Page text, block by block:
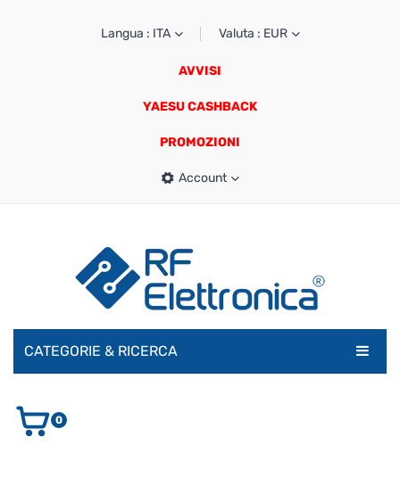
Langua : ITA Valuta : EUR
AVVISI
YAESU CASHBACK
PROMOZIONI
Account
CATEGORIE & RICERCA
AUDIO E VIDEO
0